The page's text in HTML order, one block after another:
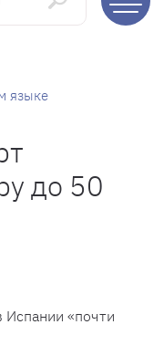
языке
до 50
«почти